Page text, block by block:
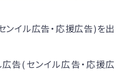
ンイル広告・応援広告)を出
広告(センイル広告・応援広